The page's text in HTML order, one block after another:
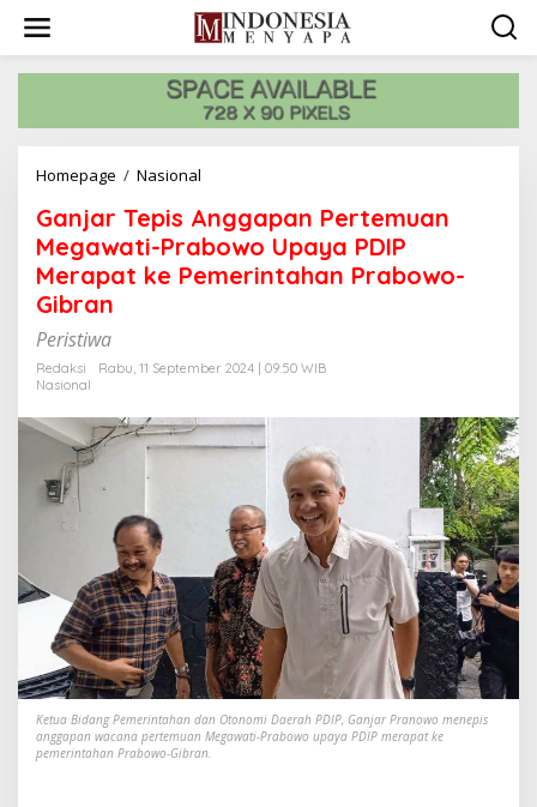
w
Homepage / Nasional
n
j
a
r
i
A
n
g
P
e
r
t
e
m
u
a
n
Ganjar Tepis Anggapan Pertemuan
Megawati-Prabowo Upaya PDIP
Merapat ke Pemerintahan Prabowo-
Gibran
Peristiwa
Redaksi
Rabu, 11 September 2024 | 09:50 WIB
Nasional
Ketua Bidang Pemerintahan dan Otonomi Daerah PDIP, Ganjar Pranowo menepis
anggapan wacana pertemuan Megawati-Prabowo upaya PDIP merapat ke
pemerintahan Prabowo-Gibran.